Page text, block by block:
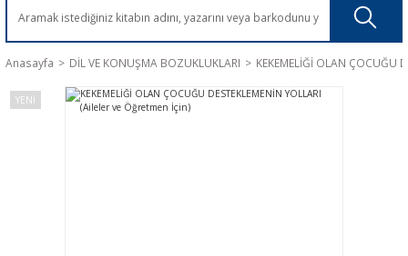
Anasayfa DİL VE KONUŞMA BOZUKLUKLARI KEKEMELİĞİ OLAN ÇOCUĞU
YENİ